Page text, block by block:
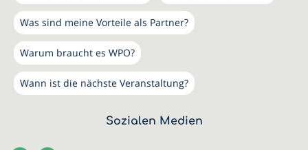
Was sind meine Vorteile als Partner?
Warum braucht es WPO?
Wann ist die nächste Veranstaltung?
Sozialen Medien